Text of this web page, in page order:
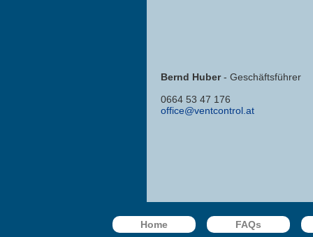
Bernd Huber- Geschäftsführer
0664 53 47 176
office@ventcontrol.at
Home FAQs